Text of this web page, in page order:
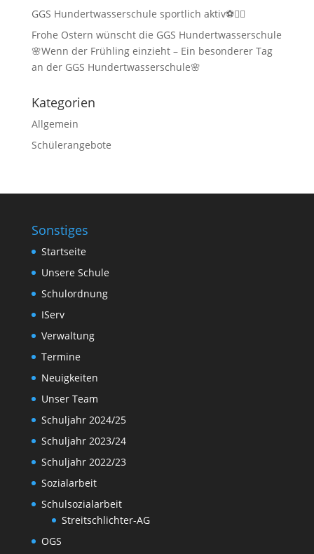
GGS Hundertwasserschule sportlich aktiv⚽🏃‍♂️
Frohe Ostern wünscht die GGS Hundertwasserschule
🌸Wenn der Frühling einzieht – Ein besonderer Tag
an der GGS Hundertwasserschule🌸
Kategorien
Allgemein
Schülerangebote
Sonstiges
Startseite
Unsere Schule
Schulordnung
IServ
Verwaltung
Termine
Neuigkeiten
Unser Team
Schuljahr 2024/25
Schuljahr 2023/24
Schuljahr 2022/23
Sozialarbeit
Schulsozialarbeit
Streitschlichter-AG
OGS